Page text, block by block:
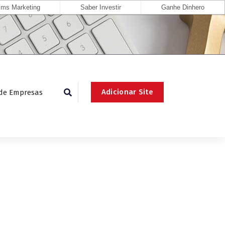
Marketing Saber Investir Ganhe Dinhero
Empresas Adicionar Site